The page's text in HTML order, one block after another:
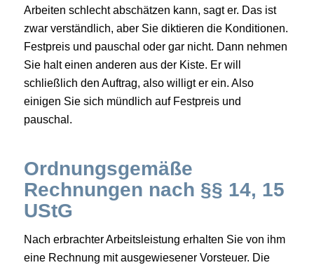
Arbeiten schlecht abschätzen kann, sagt er. Das ist
zwar verständlich, aber Sie diktieren die Konditionen.
Festpreis und pauschal oder gar nicht. Dann nehmen
Sie halt einen anderen aus der Kiste. Er will
schließlich den Auftrag, also willigt er ein. Also
einigen Sie sich mündlich auf Festpreis und
pauschal.
Ordnungsgemäße
Rechnungen nach §§ 14, 15
UStG
Nach erbrachter Arbeitsleistung erhalten Sie von ihm
eine Rechnung mit ausgewiesener Vorsteuer. Die